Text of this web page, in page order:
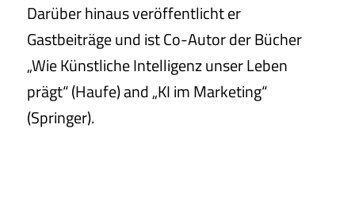
Darüber hinaus veröffentlicht er
Gastbeiträge und ist Co-Autor der Bücher
„Wie Künstliche Intelligenz unser Leben
prägt“ (Haufe) and „KI im Marketing“
(Springer).